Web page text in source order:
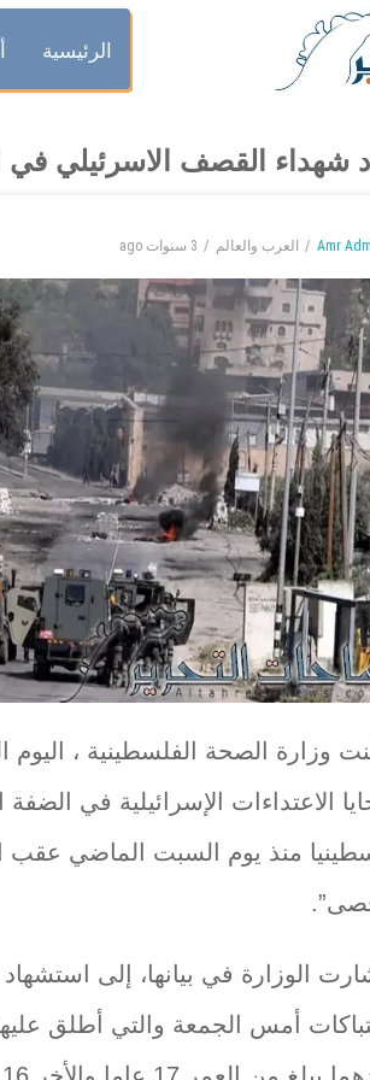
الرئيسية
شهداء القصف الاسرئيلي في
Amr العرب والعالم 3 سنوات ago
وزارة الصحة الفلسطينية ،
منذ يوم السبت الماضي عقب
الوزارة في بيانها، إلى
أمس الجمعة والتي أطلق